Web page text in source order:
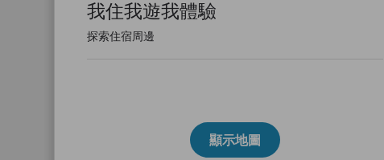
我住我遊我體驗
探索住宿周邊
顯示地圖